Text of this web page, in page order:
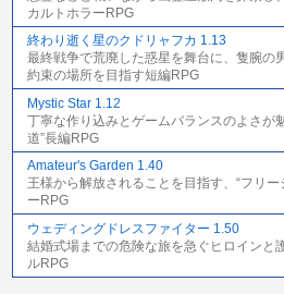
カルトホラーRPG
終わり逝く星のクドリャフカ 1.13
最終戦争で荒廃した惑星を舞台に、隻腕の
約束の場所を目指す短編RPG
Mystic Star 1.12
丁寧な作り込みとゲームバランスのよさが
道”長編RPG
Amateur's Garden 1.40
王様から解放されることを目指す、“フリ
ーRPG
ウェディングドレスファイター 1.50
結婚式場までの危険な旅を急ぐヒロインと
ルRPG